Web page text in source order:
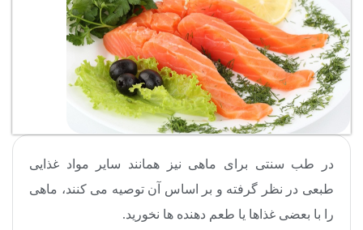
در طب سنتی برای ماهی نیز همانند سایر مواد غذایی
طبعی در نظر گرفته و بر اساس آن توصیه می کنند، ماهی
را با بعضی غذاها یا طعم دهنده ها نخورید.